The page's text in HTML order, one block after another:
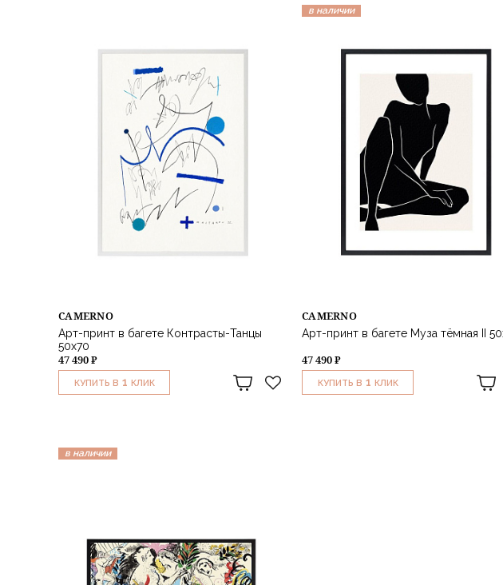
CAMERNO
Арт-принт в багете Контрасты-Танцы
50х70
47 490 ₽
КУПИТЬ В 1 КЛИК
в наличии
CAMERNO
Арт-принт в багете Муза тёмная II
47 490 ₽
КУПИТЬ В 1 КЛИК
в наличии